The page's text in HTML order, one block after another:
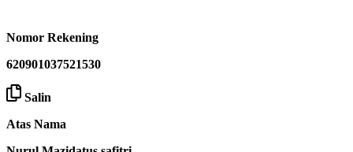
Nomor Rekening
620901037521530
Salin
Atas Nama